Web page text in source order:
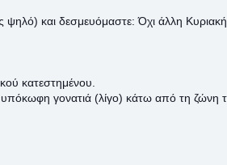
ψηλό) και δεσμευόμαστε: Όχι άλλη
κατεστημένου.
γονατιά (λίγο) κάτω από τη